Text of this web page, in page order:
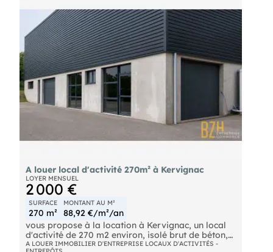
A louer local d'activité 270m² à Kervignac
LOYER MENSUEL
2 000 €
SURFACE
270 m²
MONTANT AU M²
88,92 €/m²/an
vous propose à la location à Kervignac, un local
d'activité de 270 m2 environ, isolé brut de béton,
équipé de 2 portes sectionnelles motorisées, eau
A LOUER IMMOBILIER D'ENTREPRISE LOCAUX D'ACTIVITÉS -